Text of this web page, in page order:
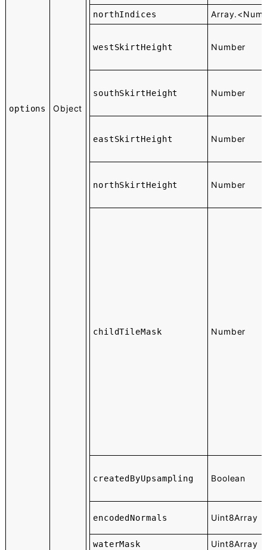
options Object
northIndices
westSkirtHeight Number
southSkirtHeight Number
eastSkirtHeight Number
northSkirtHeight Number
childTileMask Number
createdByUpsampling Boolean
encodedNormals Uint8Array
waterMask Uint8Array